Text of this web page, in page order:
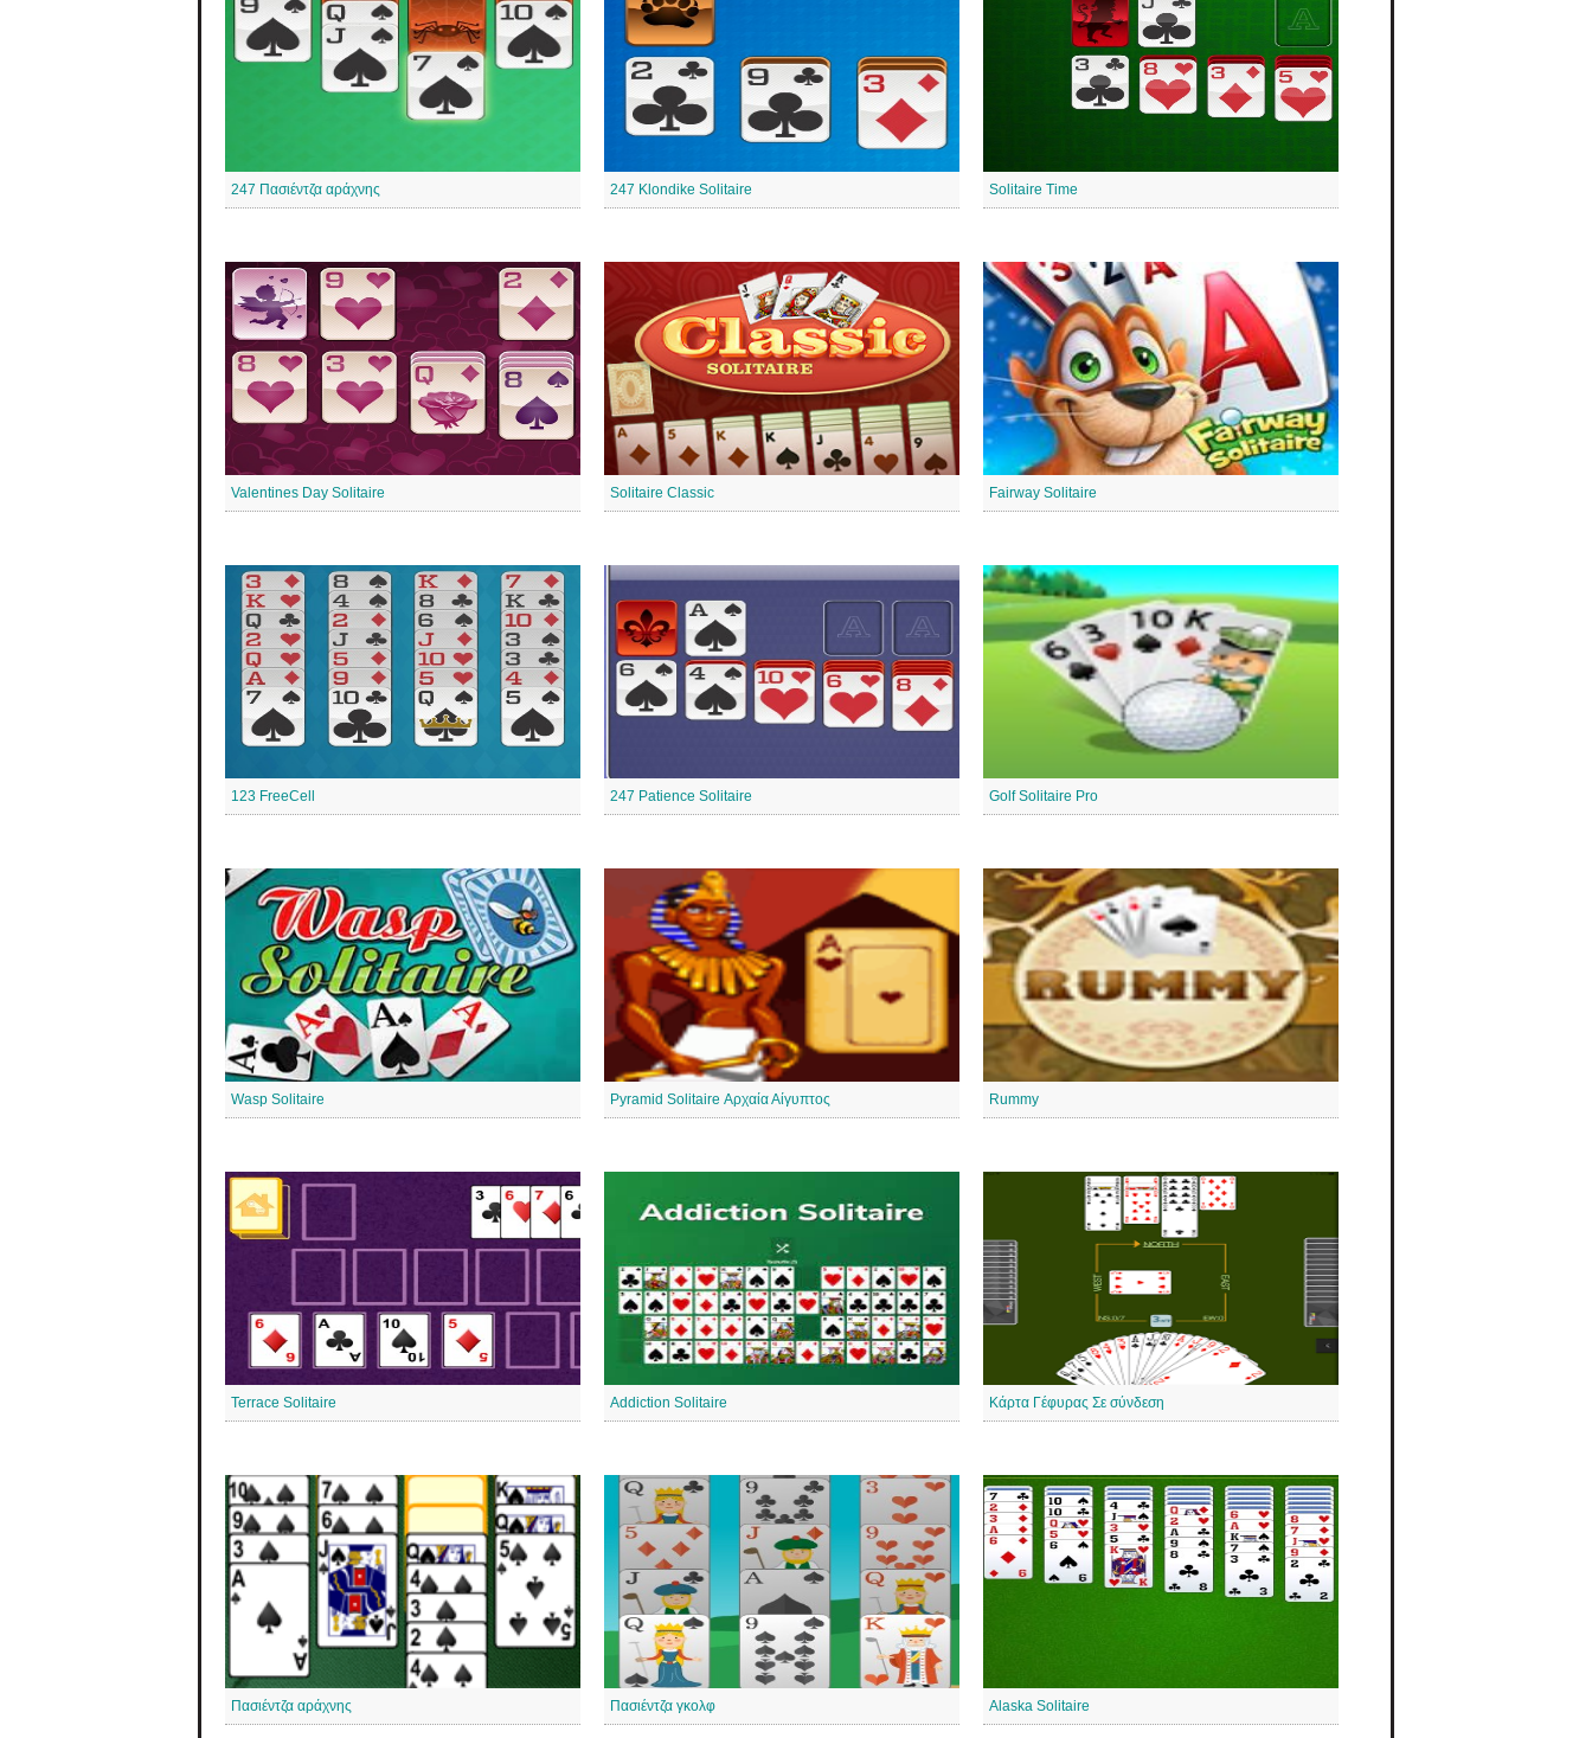
247 Πασιέντζα αράχνης 247 Klondike Solitaire Solitaire Time
Valentines Day Solitaire Solitaire Classic Fairway Solitaire
123 FreeCell 247 Patience Solitaire Golf Solitaire Pro
Wasp Solitaire Pyramid Solitaire Αρχαία Αίγυπτος Rummy
Terrace Solitaire Addiction Solitaire Κάρτα Γέφυρας Σε σύνδεση
Πασιέντζα αράχνης Πασιέντζα γκολφ Alaska Solitaire